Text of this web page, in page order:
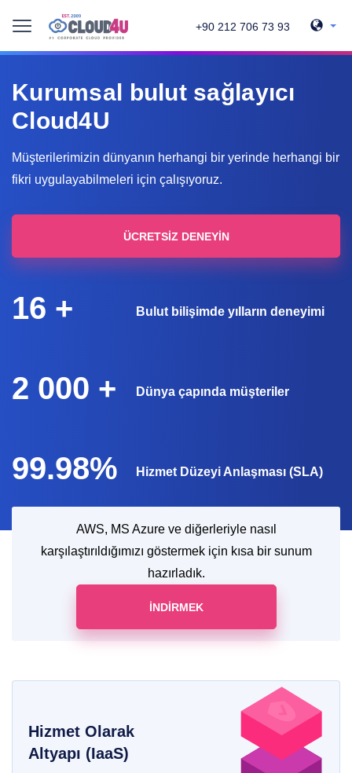
+90 212 706 73 93
Kurumsal bulut sağlayıcı
Cloud4U
Müşterilerimizin dünyanın herhangi bir yerinde herhangi bir
fikri uygulayabilmeleri için çalışıyoruz.
ÜCRETSIZ DENEYIN
16 + Bulut bilişimde yılların deneyimi
2 000 + Dünya çapında müşteriler
99.98% Hizmet Düzeyi Anlaşması (SLA)
AWS, MS Azure ve diğerleriyle nasıl
karşılaştırıldığımızı göstermek için kısa bir sunum
hazırladık.
İNDIRMEK
Hizmet Olarak
Altyapı (IaaS)